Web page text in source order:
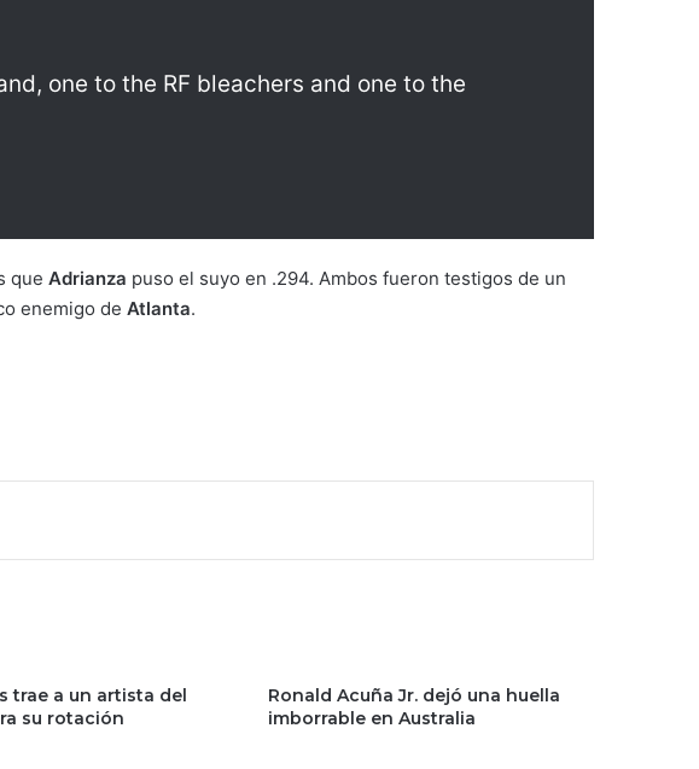
one to the RF bleachers and one to the
que Adrianza puso el suyo en .294. Ambos fueron testigos de un
enemigo de Atlanta.
trae a un artista del
su rotación
Ronald Acuña Jr. dejó una huella
imborrable en Australia